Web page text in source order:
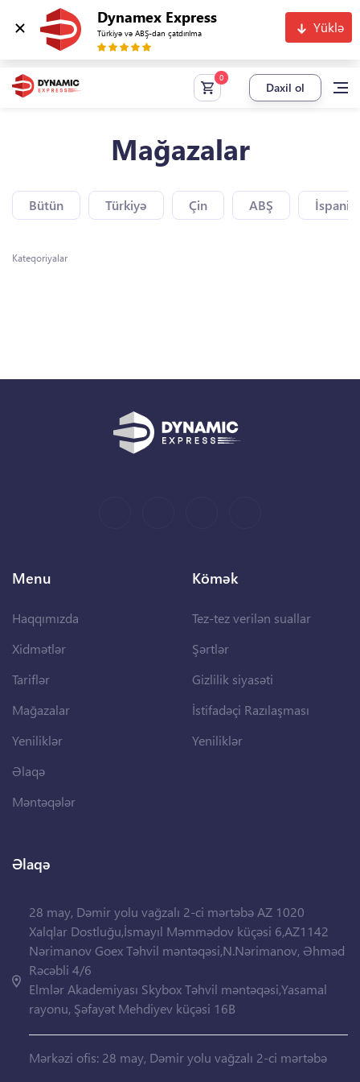
Dynamex Express
Türkiyə və ABŞ-dan çatdırılma Yüklə
Daxil ol
Mağazalar
Bütün Türkiyə Çin ABŞ
Kateqoriyalar
Menu
Haqqımızda
Xidmətlər
Tariflər
Mağazalar
Yeniliklər
Əlaqə
Məntəqələr
Kömək
Tez-tez verilən suallar
Şərtlər
Gizlilik siyasəti
İstifadəçi Razılaşması
Yeniliklər
Əlaqə
28 may, Dəmir yolu vağzalı 2-ci mərtəbə AZ 1020
Xalqlar Dostluğu,İsmayıl Məmmədov küçəsi 6,AZ1142
Nərimanov Goex Təhvil məntəqəsi,N.Nərimanov, Əhməd
Rəcəbli 4/6
Elmlər Akademiyası Skybox Təhvil məntəqəsi,Yasamal
rayonu, Şəfayət Mehdiyev küçəsi 16B
Mərkəzi ofis: 28 may, Dəmir yolu vağzalı 2-ci mərtəbə